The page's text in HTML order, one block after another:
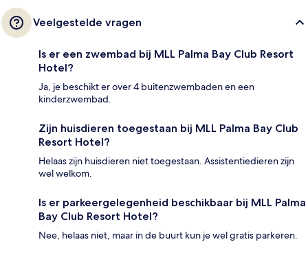
Veelgestelde vragen
Is er een zwembad bij MLL Palma Bay Club Resort
Hotel?
Ja, je beschikt er over 4 buitenzwembaden en een
kinderzwembad.
Zijn huisdieren toegestaan bij MLL Palma Bay Club
Resort Hotel?
Helaas zijn huisdieren niet toegestaan. Assistentiedieren zijn
wel welkom.
Is er parkeergelegenheid beschikbaar bij MLL Palma
Bay Club Resort Hotel?
Nee, helaas niet, maar in de buurt kun je wel gratis parkeren.